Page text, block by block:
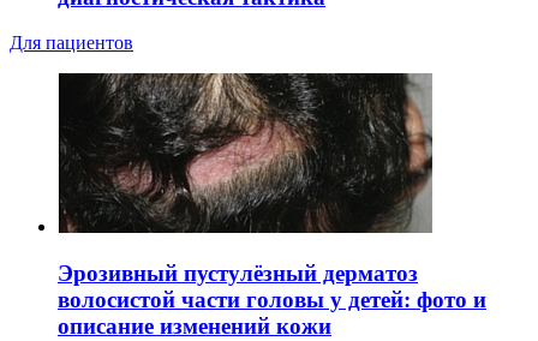
Для пациентов
Эрозивный пустулёзный дерматоз
волосистой части головы у детей: фото и
описание изменений кожи